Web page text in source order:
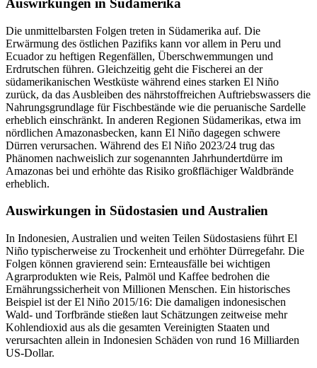
Auswirkungen in Südamerika
Die unmittelbarsten Folgen treten in Südamerika auf. Die
Erwärmung des östlichen Pazifiks kann vor allem in Peru und
Ecuador zu heftigen Regenfällen, Überschwemmungen und
Erdrutschen führen. Gleichzeitig geht die Fischerei an der
südamerikanischen Westküste während eines starken El Niño
zurück, da das Ausbleiben des nährstoffreichen Auftriebswassers die
Nahrungsgrundlage für Fischbestände wie die peruanische Sardelle
erheblich einschränkt. In anderen Regionen Südamerikas, etwa im
nördlichen Amazonasbecken, kann El Niño dagegen schwere
Dürren verursachen. Während des El Niño 2023/24 trug das
Phänomen nachweislich zur sogenannten Jahrhundertdürre im
Amazonas bei und erhöhte das Risiko großflächiger Waldbrände
erheblich.
Auswirkungen in Südostasien und Australien
In Indonesien, Australien und weiten Teilen Südostasiens führt El
Niño typischerweise zu Trockenheit und erhöhter Dürregefahr. Die
Folgen können gravierend sein: Ernteausfälle bei wichtigen
Agrarprodukten wie Reis, Palmöl und Kaffee bedrohen die
Ernährungssicherheit von Millionen Menschen. Ein historisches
Beispiel ist der El Niño 2015/16: Die damaligen indonesischen
Wald- und Torfbrände stießen laut Schätzungen zeitweise mehr
Kohlendioxid aus als die gesamten Vereinigten Staaten und
verursachten allein in Indonesien Schäden von rund 16 Milliarden
US-Dollar.